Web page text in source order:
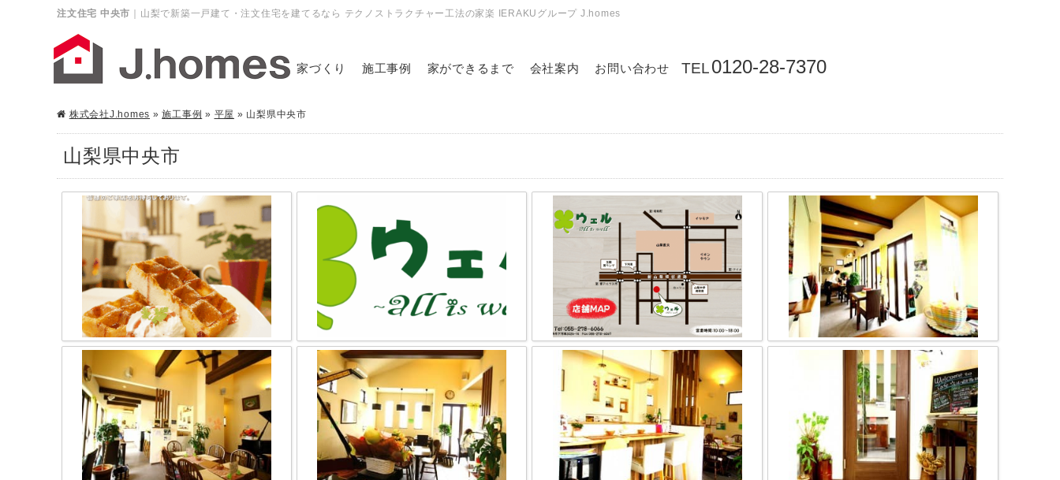
注文住宅 中央市 ｜山梨で新築一戸建て・注文住宅を建てるなら テクノストラクチャー工法の家楽 IERAKUグループ J.homes
家づくり 施工事例 家ができるまで 会社案内 お問い合わせ 0120-28-7370
株式会社J.homes »施工事例 » 平屋 » 山梨県中央市
山梨県中央市